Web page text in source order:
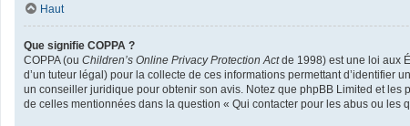
Haut
Que signifie COPPA ?
COPPA (ou Children’s Online Privacy Protection Actde 1998) est une loi aux
d’un tuteur légal) pour la collecte de ces informations permettant d’identifier
un conseiller juridique pour obtenir son avis. Notez que phpBB Limited et
de celles mentionnées dans la question « Qui contacter pour les abus ou les